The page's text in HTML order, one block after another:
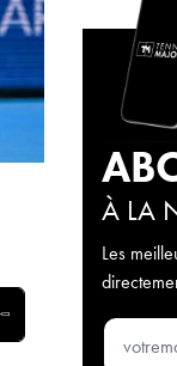
À LA
Les